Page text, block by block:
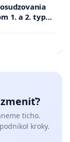
1. a 2. typu
ticho.
kroky.